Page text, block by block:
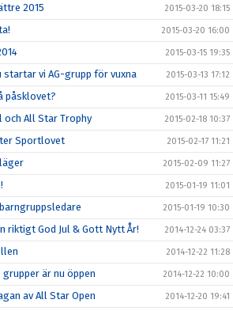
2015 2015-03-20 18:15
2015-03-20 16:00
2015-03-15 19:35
vi AG-grupp för vuxna 2015-03-13 17:12
påsklovet? 2015-03-11 15:49
och All Star Trophy 2015-02-18 10:37
Sportlovet 2015-02-17 11:21
2015-02-09 11:27
2015-01-19 11:01
2015-01-19 10:30
riktigt God Jul & Gott Nytt År! 2014-12-24 03:37
2014-12-22 11:28
är nu öppen 2014-12-22 10:00
av All Star Open 2014-12-20 19:41